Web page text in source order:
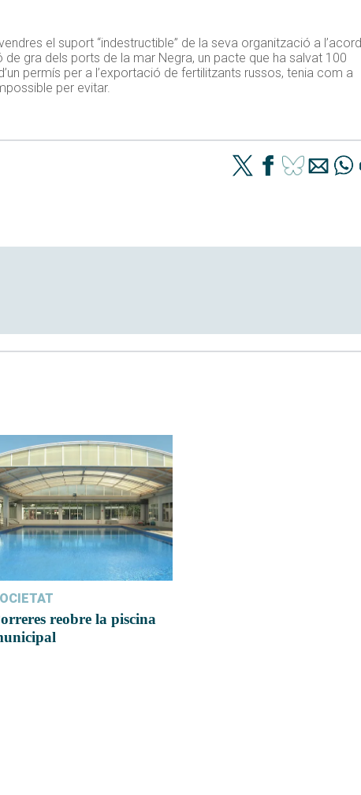
el suport “indestructible” de la seva organització a l’acord
gra dels ports de la mar Negra, un pacte que ha salvat 100
permís per a l’exportació de fertilitzants russos, tenia com a
per evitar.
reobre la piscina